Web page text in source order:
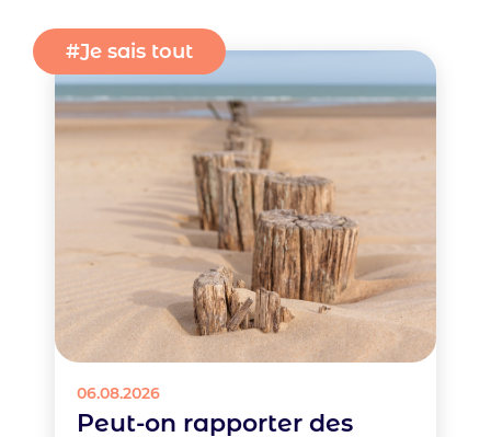
Type
d'actualitéJe sais tout
Image
06.08.2026
Peut-on rapporter des